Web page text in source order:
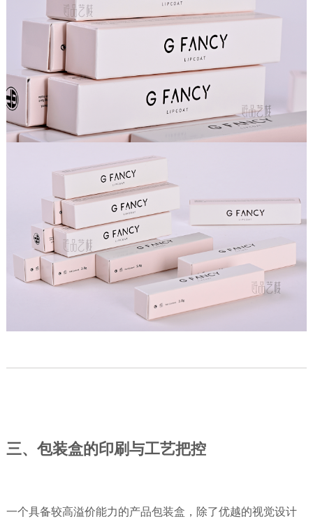
三、包装盒的印刷与工艺把控
一个具备较高溢价能力的产品包装盒，除了优越的视觉设计